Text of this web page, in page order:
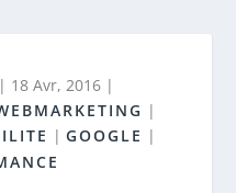
| 18 Avr, 2016|
|
| GOOGLE |